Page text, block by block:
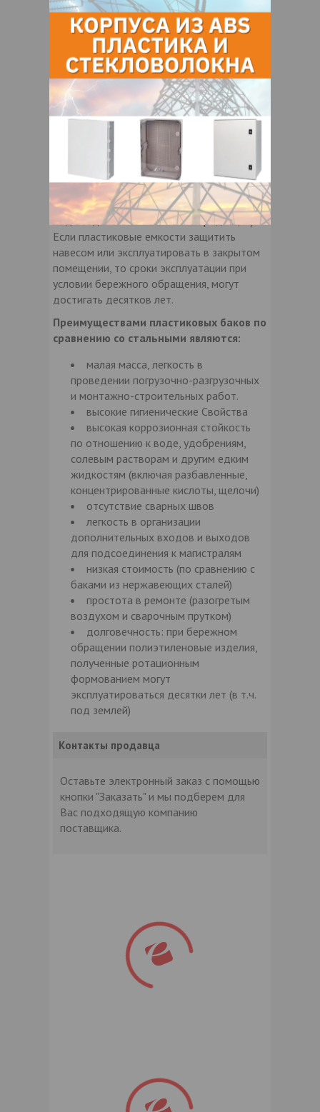
без ограничений.
Отличительной особенностью всех
емкостей является то, что они не
растрескиваются в зимнее время при
замерзании в них воды. В производстве
используются только высококачественное
сырье от известных мировых
производителей. Пластиковые баки могут
длительное время эксплуатироваться на
открытых площадках без навеса в
различных климатических зонах (в течение
пяти лет не наблюдается изменения
механических характеристик материала
под воздействием солнечной радиации).
Если пластиковые емкости защитить
навесом или эксплуатировать в закрытом
помещении, то сроки эксплуатации при
условии бережного обращения, могут
достигать десятков лет.
Преимуществами пластиковых баков по
сравнению со стальными являются:
малая масса, легкость в
проведении погрузочно-разгрузочных
и монтажно-строительных работ.
высокие гигиенические Свойства
высокая коррозионная стойкость
по отношению к воде, удобрениям,
солевым растворам и другим едким
жидкостям (включая разбавленные,
концентрированные кислоты, щелочи)
отсутствие сварных швов
легкость в организации
дополнительных входов и выходов
для подсоединения к магистралям
низкая стоимость (по сравнению с
баками из нержавеющих сталей)
простота в ремонте (разогретым
воздухом и сварочным прутком)
долговечность: при бережном
обращении полиэтиленовые изделия,
полученные ротационным
формованием могут
эксплуатироваться десятки лет (в т.ч.
под землей)
Контакты продавца
Оставьте электронный заказ с помощью
кнопки "Заказать" и мы подберем для
Вас подходящую компанию
поставщика.